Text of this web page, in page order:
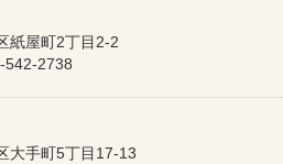
紙屋町2丁目2-2
542-2738
大手町5丁目17-13